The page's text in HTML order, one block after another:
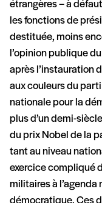
étrangères – à
les fonctions de
destituée, moins
l’opinion publique
après l’instauration
aux couleurs du
nationale pour la
plus d’un demi-
du prix Nobel de la
tant au niveau
exercice compliqué
militaires à